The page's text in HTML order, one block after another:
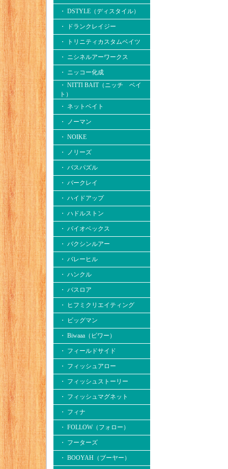
・ DSTYLE（ディスタイル）
・ ドランクレイジー
・ トリニティカスタムベイツ
・ ニシネルアーワークス
・ ニッコー化成
・ NITTI BAIT（ニッチ ベイ
ト）
・ ネットベイト
・ ノーマン
・ NOIKE
・ ノリーズ
・ バスパズル
・ バークレイ
・ ハイドアップ
・ ハドルストン
・ バイオベックス
・ バクシンルアー
・ バレーヒル
・ ハンクル
・ バスロア
・ ヒフミクリエイティング
・ ビッグマン
・ Biwaaa（ビワー）
・ フィールドサイド
・ フィッシュアロー
・ フィッシュストーリー
・ フィッシュマグネット
・ フィナ
・ FOLLOW（フォロー）
・ フーターズ
・ BOOYAH（ブーヤー）